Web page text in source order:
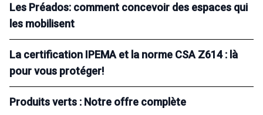
Les Préados: comment concevoir des espaces qui
les mobilisent
La certification IPEMA et la norme CSA Z614 : là
pour vous protéger!
Produits verts : Notre offre complète